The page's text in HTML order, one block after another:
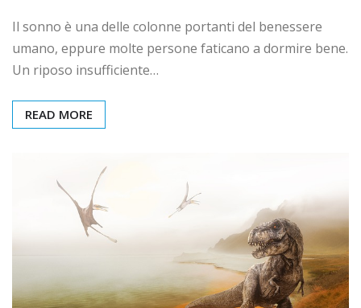
Il sonno è una delle colonne portanti del benessere
umano, eppure molte persone faticano a dormire bene.
Un riposo insufficiente…
READ MORE